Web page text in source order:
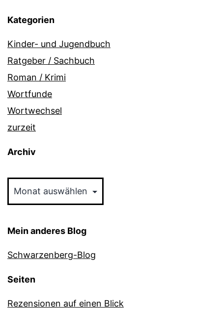
Kategorien
Kinder- und Jugendbuch
Ratgeber / Sachbuch
Roman / Krimi
Wortfunde
Wortwechsel
zurzeit
Archiv
Mein anderes Blog
Schwarzenberg-Blog
Seiten
Rezensionen auf einen Blick